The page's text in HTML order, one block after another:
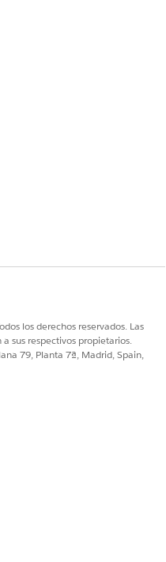
los derechos reservados. Las
sus respectivos propietarios.
79, Planta 7ª, Madrid, Spain,